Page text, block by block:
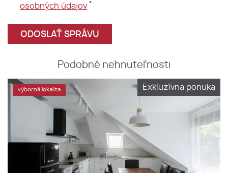
osobných údajov *
Podobné nehnuteľnosti
Exkluzívna ponuka
výborná lokalita